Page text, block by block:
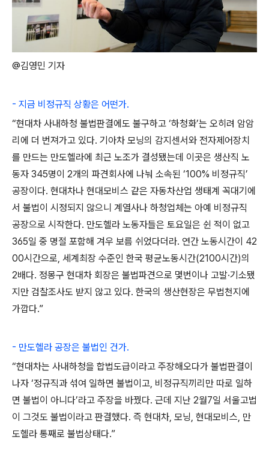
@김영민 기자
- 지금 비정규직 상황은 어떤가.
“현대차 사내하청 불법판결에도 불구하고 ‘하청화’는 오히려 암암
리에 더 번져가고 있다. 기아차 모닝의 감지센서와 전자제어장치
를 만드는 만도헬라에 최근 노조가 결성됐는데 이곳은 생산직 노
동자 345명이 2개의 파견회사에 나눠 소속된 ‘100% 비정규직’
공장이다. 현대차나 현대모비스 같은 자동차산업 생태계 꼭대기에
서 불법이 시정되지 않으니 계열사나 하청업체는 아예 비정규직
공장으로 시작한다. 만도헬라 노동자들은 토요일은 쉰 적이 없고
365일 중 명절 포함해 겨우 보름 쉬었다더라. 연간 노동시간이 42
00시간으로, 세계최장 수준인 한국 평균노동시간(2100시간)의
2배다. 정몽구 현대차 회장은 불법파견으로 몇번이나 고발·기소됐
지만 검찰조사도 받지 않고 있다. 한국의 생산현장은 무법천지에
가깝다.”
- 만도헬라 공장은 불법인 건가.
“현대차는 사내하청을 합법도급이라고 주장해오다가 불법판결이
나자 ‘정규직과 섞여 일하면 불법이고, 비정규직끼리만 따로 일하
면 불법이 아니다’라고 주장을 바꿨다. 근데 지난 2월7일 서울고법
이 그것도 불법이라고 판결했다. 즉 현대차, 모닝, 현대모비스, 만
도헬라 통째로 불법상태다.”